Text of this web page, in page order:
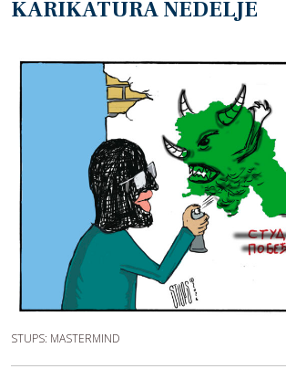
KARIKATURA NEDELJE
STUPS: MASTERMIND